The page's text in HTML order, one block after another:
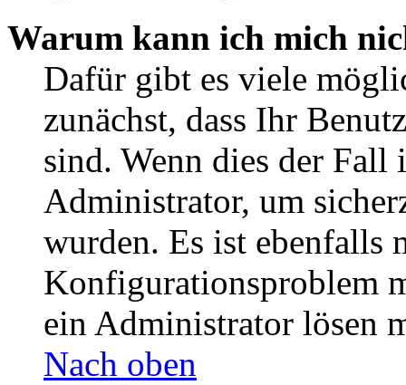
Warum kann ich mich
Dafür gibt es viele
zunächst, dass Ihr
sind. Wenn dies der Fall
Administrator, um
wurden. Es ist ebenfalls
Konfigurationsproblem
ein Administrator lösen
Nach oben